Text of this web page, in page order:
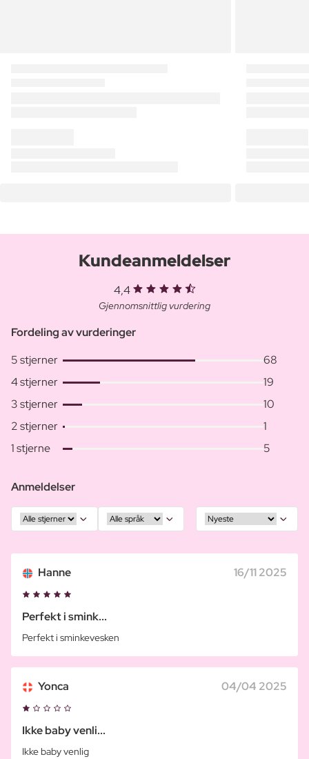
Kundeanmeldelser
4,4
Gjennomsnittlig vurdering
Fordeling av vurderinger
5 stjerner
68
4 stjerner
19
3 stjerner
10
2 stjerner
1
1 stjerne
5
Anmeldelser
Hanne 16/11 2025
Perfekt i smink...
Perfekt i sminkevesken
Yonca 04/04 2025
Ikke baby venli...
Ikke baby venlig